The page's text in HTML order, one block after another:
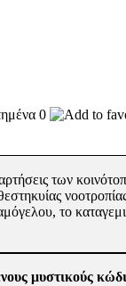
0
των
το
μυστικούς